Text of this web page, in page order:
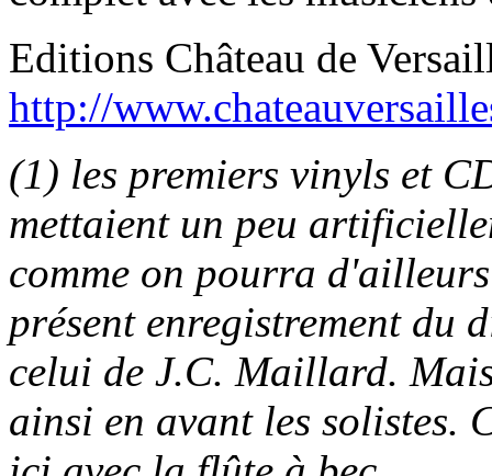
Editions Château de
http://
(1) les premiers vinyls et
mettaient un peu
comme on pourra
présent enregistrement du
celui de J.C. Maillard.
ainsi en avant les solistes.